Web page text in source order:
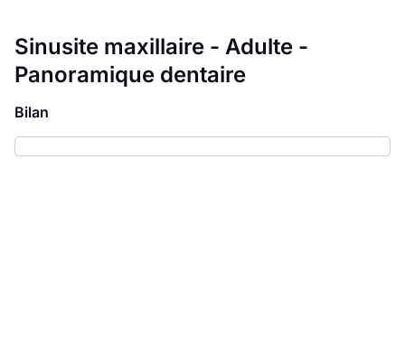
Sinusite maxillaire - Adulte -
Panoramique dentaire
Bilan